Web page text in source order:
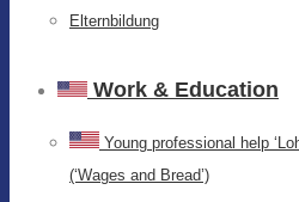
Elternbildung
Work & Education
Young professional help
(‘Wages and Bread’)